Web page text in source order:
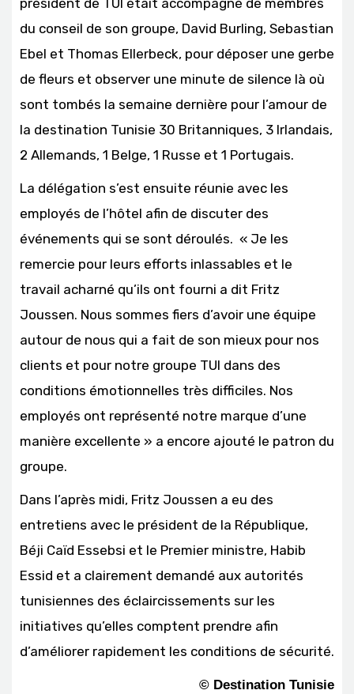
président de TUI était accompagné de membres
du conseil de son groupe, David Burling, Sebastian
Ebel et Thomas Ellerbeck, pour déposer une gerbe
de fleurs et observer une minute de silence là où
sont tombés la semaine dernière pour l’amour de
la destination Tunisie 30 Britanniques, 3 Irlandais,
2 Allemands, 1 Belge, 1 Russe et 1 Portugais.
La délégation s’est ensuite réunie avec les
employés de l’hôtel afin de discuter des
événements qui se sont déroulés. « Je les
remercie pour leurs efforts inlassables et le
travail acharné qu’ils ont fourni a dit Fritz
Joussen. Nous sommes fiers d’avoir une équipe
autour de nous qui a fait de son mieux pour nos
clients et pour notre groupe TUI dans des
conditions émotionnelles très difficiles. Nos
employés ont représenté notre marque d’une
manière excellente » a encore ajouté le patron du
groupe.
Dans l’après midi, Fritz Joussen a eu des
entretiens avec le président de la République,
Béji Caïd Essebsi et le Premier ministre, Habib
Essid et a clairement demandé aux autorités
tunisiennes des éclaircissements sur les
initiatives qu’elles comptent prendre afin
d’améliorer rapidement les conditions de sécurité.
© Destination Tunisie